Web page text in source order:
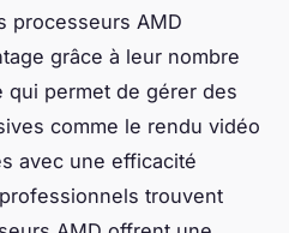
processeurs AMD
grâce à leur nombre
permet de gérer des
comme le rendu vidéo
avec une efficacité
trouvent